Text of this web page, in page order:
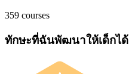
359 courses
ทักษะที่ฉันพัฒนาให้เด็กได้